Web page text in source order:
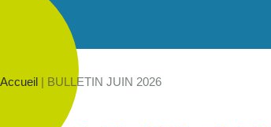
Accueil | BULLETIN JUIN 2026